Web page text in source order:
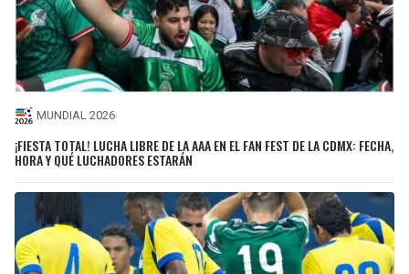
MUNDIAL 2026
¡FIESTA TOTAL! LUCHA LIBRE DE LA AAA EN EL FAN FEST DE LA CDMX: FECHA,
HORA Y QUÉ LUCHADORES ESTARÁN